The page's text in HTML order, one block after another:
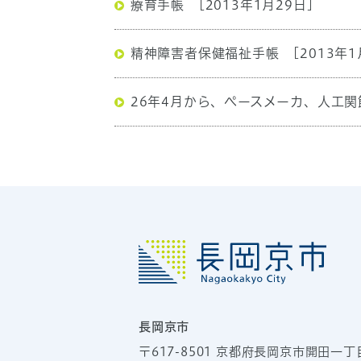
療育手帳 [2013年1月29日]
精神障害者保健福祉手帳 [2013年1
26年4月から、ペースメーカ、人工
長岡京市
〒617-8501 京都府長岡京市開田一丁